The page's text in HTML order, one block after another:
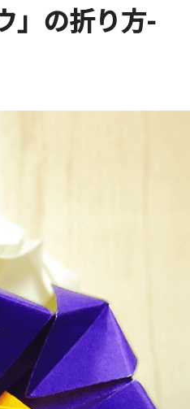
」の折り方-